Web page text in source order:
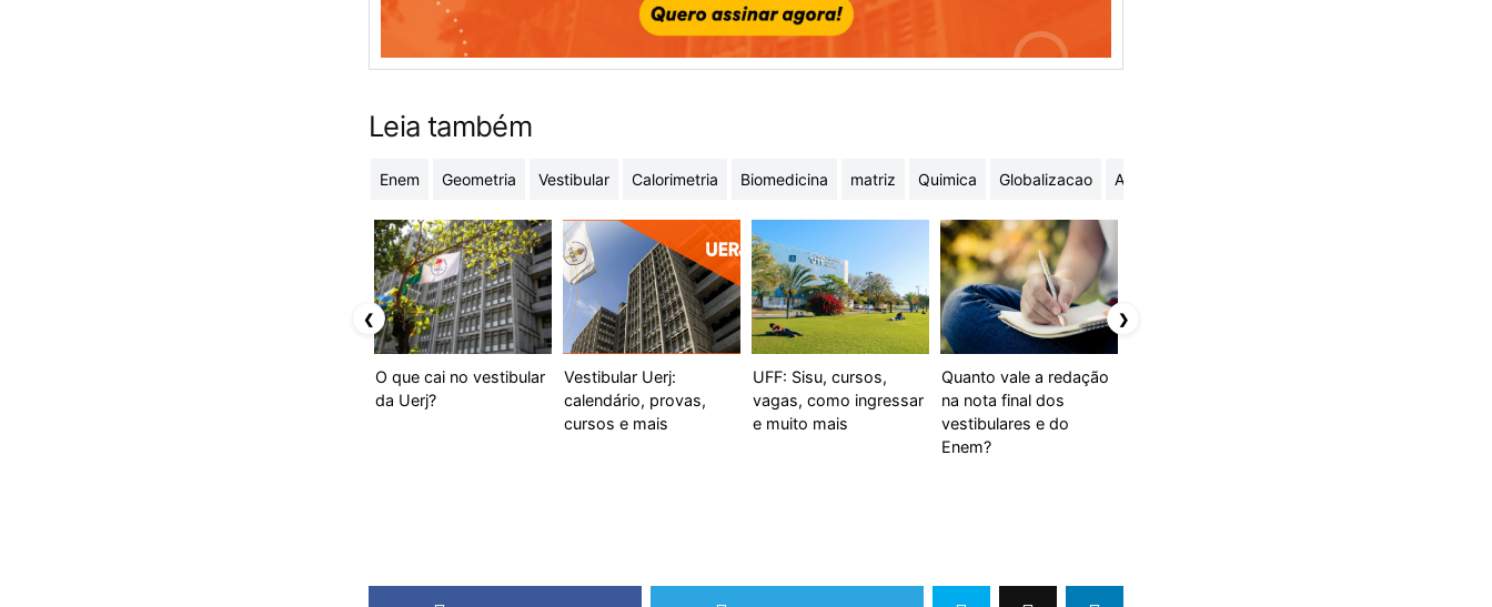
Leia também
Enem Geometria Vestibular Calorimetria Biomedicina matriz Quimica Globalizacao Acidos nucleicos
O que cai no vestibular
da Uerj?
Vestibular Uerj:
calendário, provas,
cursos e mais
UFF: Sisu, cursos,
vagas, como ingressar
e muito mais
Quanto vale a redação
na nota final dos
vestibulares e do
Enem?
❮ ❯